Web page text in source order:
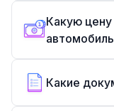
Какую цену
Какие